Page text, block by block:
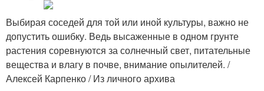
Выбирая соседей для той или иной культуры, важно не
допустить ошибку. Ведь высаженные в одном грунте
растения соревнуются за солнечный свет, питательные
вещества и влагу в почве, внимание опылителей. /
Алексей Карпенко / Из личного архива